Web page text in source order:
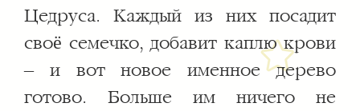
Цедруса. Каждый из них посадит
своё семечко, добавит каплю крови
– и вот новое именное дерево
готово. Больше им ничего не